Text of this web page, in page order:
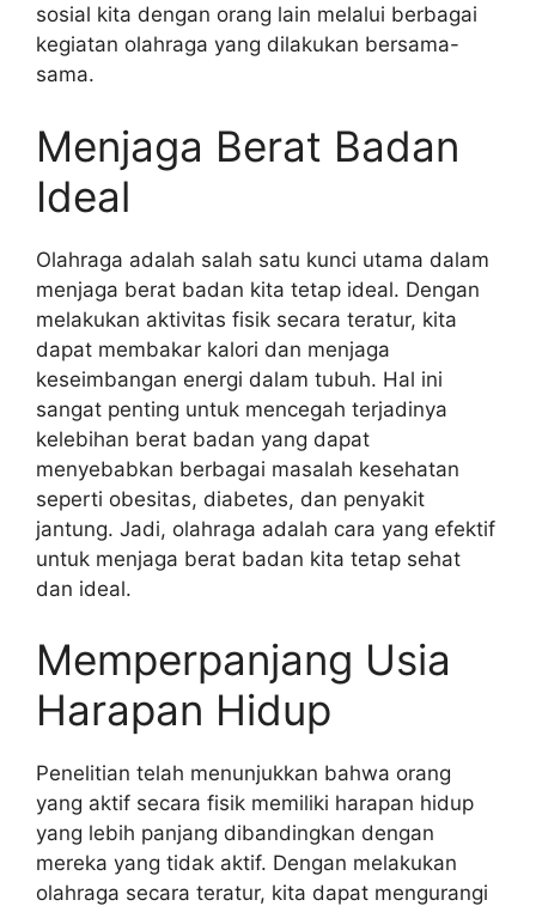
sosial kita dengan orang lain melalui berbagai
kegiatan olahraga yang dilakukan bersama-
sama.
Menjaga Berat Badan
Ideal
Olahraga adalah salah satu kunci utama dalam
menjaga berat badan kita tetap ideal. Dengan
melakukan aktivitas fisik secara teratur, kita
dapat membakar kalori dan menjaga
keseimbangan energi dalam tubuh. Hal ini
sangat penting untuk mencegah terjadinya
kelebihan berat badan yang dapat
menyebabkan berbagai masalah kesehatan
seperti obesitas, diabetes, dan penyakit
jantung. Jadi, olahraga adalah cara yang efektif
untuk menjaga berat badan kita tetap sehat
dan ideal.
Memperpanjang Usia
Harapan Hidup
Penelitian telah menunjukkan bahwa orang
yang aktif secara fisik memiliki harapan hidup
yang lebih panjang dibandingkan dengan
mereka yang tidak aktif. Dengan melakukan
olahraga secara teratur, kita dapat mengurangi